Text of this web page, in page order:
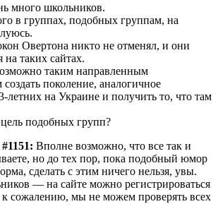
много школьников.
в группах, подобных группам, на
Овертона никто не отменял, и они
на таких сайтах.
таким направленным
создать поколение, аналогичное
летних на Украине и получить то, что там
подобных групп?
Вполне возможно, что все так и
но до тех пор, пока подобный юмор
сделать с этим ничего нельзя, увы.
— на сайте можно регистрироваться
к сожалению, мы не можем проверять всех